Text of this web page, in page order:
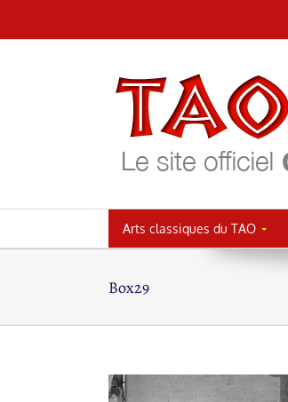
au
Arts classiques du TAO
Box29